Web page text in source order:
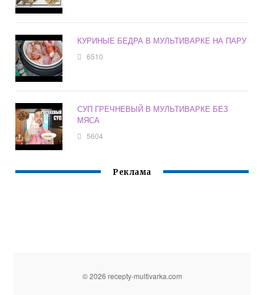
КУРИНЫЕ БЕДРА В МУЛЬТИВАРКЕ НА ПАРУ
6510
СУП ГРЕЧНЕВЫЙ В МУЛЬТИВАРКЕ БЕЗ
МЯСА
5604
Реклама
© 2026 recepty-multivarka.com